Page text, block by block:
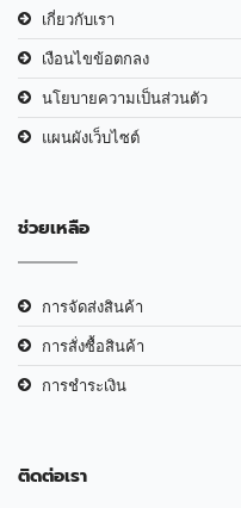
เกี่ยวกับเรา
เงือนไขข้อตกลง
นโยบายความเป็นส่วนตัว
แผนผังเว็บไซต์
ช่วยเหลือ
การจัดส่งสินค้า
การสั่งซื้อสินค้า
การชำระเงิน
ติดต่อเรา